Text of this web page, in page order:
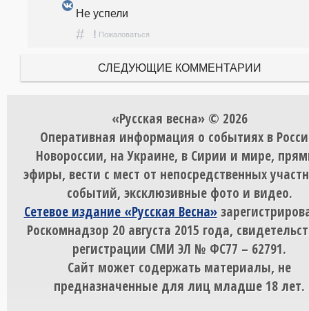
Не успели
# ! Пожаловаться
СЛЕДУЮЩИЕ КОММЕНТАРИИ
«Русская весна» © 2026
Оперативная информация о событиях в
Новороссии, на Украине, в Сирии и мире,
эфиры, вести с мест от непосредственных
событий, эксклюзивные фото и видео.
Сетевое издание «Русская Весна»
Роскомнадзор 20 августа 2015 года,
регистрации СМИ ЭЛ № ФС77 – 62791.
Сайт может содержать материалы, не
предназначенные для лиц младше 18 лет.